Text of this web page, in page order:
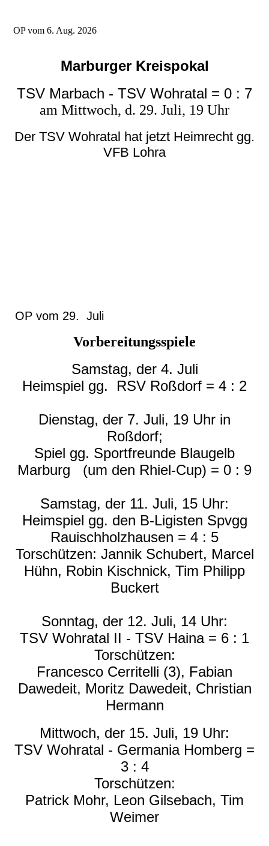
OP vom 6. Aug. 2026
Marburger Kreispokal
TSV Marbach - TSV Wohratal = 0 : 7
am Mittwoch, d. 29. Juli, 19 Uhr
Der TSV Wohratal hat jetzt Heimrecht gg.
VFB Lohra
OP vom 29. Juli
Vorbereitungsspiele
Samstag, der 4. Juli
Heimspiel gg. RSV Roßdorf = 4 : 2
Dienstag, der 7. Juli, 19 Uhr in
Roßdorf;
Spiel gg. Sportfreunde Blaugelb
Marburg (um den Rhiel-Cup) = 0 : 9
Samstag, der 11. Juli, 15 Uhr:
Heimspiel gg. den B-Ligisten Spvgg
Rauischholzhausen = 4 : 5
Torschützen: Jannik Schubert, Marcel
Hühn, Robin Kischnick, Tim Philipp
Buckert
Sonntag, der 12. Juli, 14 Uhr:
TSV Wohratal II - TSV Haina = 6 : 1
Torschützen:
Francesco Cerritelli (3), Fabian
Dawedeit, Moritz Dawedeit, Christian
Hermann
Mittwoch, der 15. Juli, 19 Uhr:
TSV Wohratal - Germania Homberg =
3 : 4
Torschützen:
Patrick Mohr, Leon Gilsebach, Tim
Weimer